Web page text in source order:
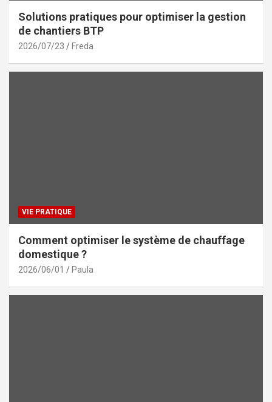
Solutions pratiques pour optimiser la gestion
de chantiers BTP
2026/07/23 Freda
VIE PRATIQUE
Comment optimiser le système de chauffage
domestique ?
2026/06/01 Paula